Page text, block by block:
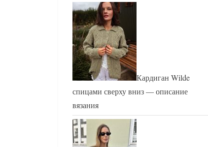
Кардиган Wilde
спицами сверху вниз — описание
вязания